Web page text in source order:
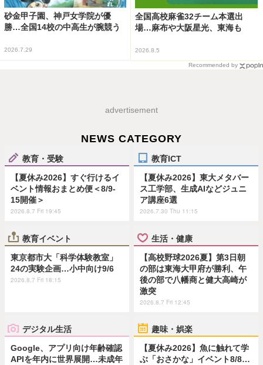
砂金甲子園、神戸女学院が優
勝…全国14校の中高生が腕競う
2026.7.29
全国高校麻雀32チーム本選出
場…麻布や大阪星光、東海も
2026.8.5
Recommended by
advertisement
NEWS CATEGORY
教育・受験
【夏休み2026】すぐ行けるイ
ベント情報おまとめ便＜8/9-
15開催＞
2026.8.7 Fri 19:45
教育ICT
【夏休み2026】東大メタバー
ス工学部、生成AIなどジュニ
ア講座6選
2026.7.30 Thu 11:15
教育イベント
東京都市大「科学体験教室」
24の実験企画…小中向け9/6
2026.8.7 Fri 18:15
生活・健康
【高校野球2026夏】第3日朝
の部は東海大甲府が勝利、午
後の部で八幡商と健大高崎が
激突
2026.8.7 Fri 12:45
デジタル生活
Google、アプリ向け年齢確認
APIを年内に世界展開…未成年
趣味・娯楽
【夏休み2026】魚に触れて学
ぶ「おさかな」イベント8/8…